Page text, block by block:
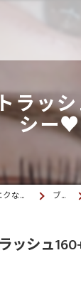
ラッ
シー♥️
大阪府玉造のマツエクならcolette. 玉造 ブログ
ッシュ